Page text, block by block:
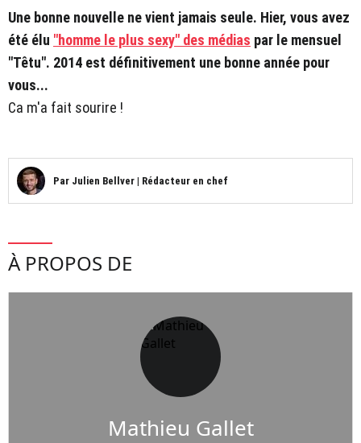
Une bonne nouvelle ne vient jamais seule. Hier, vous avez
été élu "homme le plus sexy" des médias par le mensuel
"Têtu". 2014 est définitivement une bonne année pour
vous...
Ca m'a fait sourire !
Par Julien Bellver | Rédacteur en chef
À PROPOS DE
Mathieu Gallet